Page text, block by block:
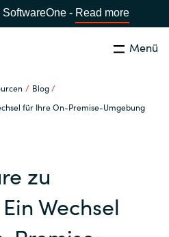
- Read more
Menü
Blog
für Ihre On-Premise-Umgebung
site
Schließen
zu
Wechsel